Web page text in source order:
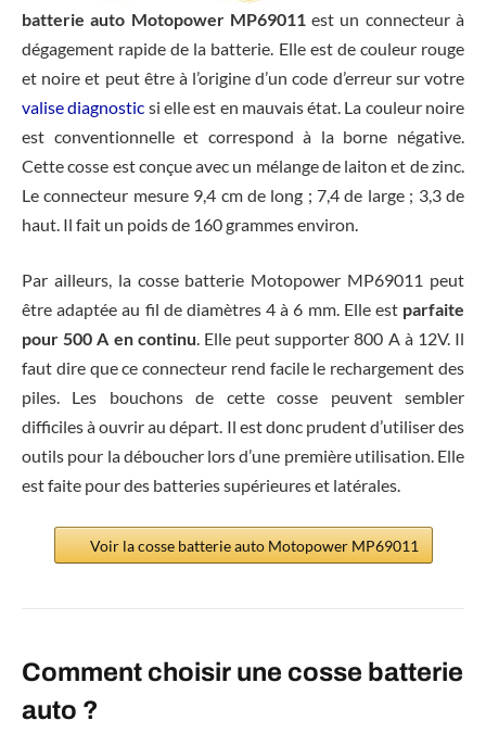
batterie auto Motopower MP69011 est un connecteur à
dégagement rapide de la batterie. Elle est de couleur rouge
et noire et peut être à l’origine d’un code d’erreur sur votre
valise diagnostic si elle est en mauvais état. La couleur noire
est conventionnelle et correspond à la borne négative.
Cette cosse est conçue avec un mélange de laiton et de zinc.
Le connecteur mesure 9,4 cm de long ; 7,4 de large ; 3,3 de
haut. Il fait un poids de 160 grammes environ.
Par ailleurs, la cosse batterie Motopower MP69011 peut
être adaptée au fil de diamètres 4 à 6 mm. Elle est parfaite
pour 500 A en continu. Elle peut supporter 800 A à 12V. Il
faut dire que ce connecteur rend facile le rechargement des
piles. Les bouchons de cette cosse peuvent sembler
difficiles à ouvrir au départ. Il est donc prudent d’utiliser des
outils pour la déboucher lors d’une première utilisation. Elle
est faite pour des batteries supérieures et latérales.
Voir la cosse batterie auto Motopower MP69011
Comment choisir une cosse batterie
auto ?